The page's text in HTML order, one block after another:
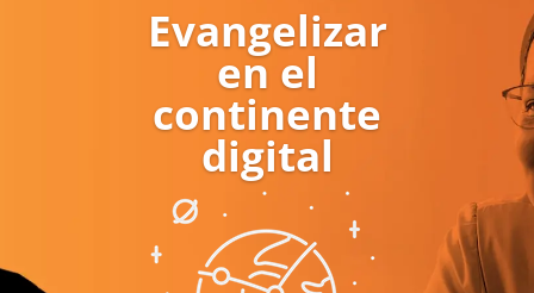
Evangelizar
en el
continente
digital